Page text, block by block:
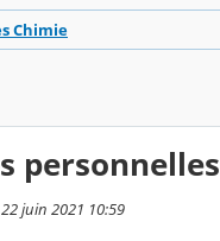
Chimie
personnelles
juin 2021 10:59